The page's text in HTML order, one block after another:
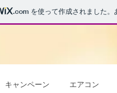
.com を使って作成されました
キャンペーン エアコン